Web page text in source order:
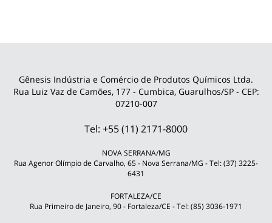
Gênesis Indústria e Comércio de Produtos Químicos Ltda.
Rua Luiz Vaz de Camões, 177 - Cumbica, Guarulhos/SP - CEP:
07210-007
Tel: +55 (11) 2171-8000
NOVA SERRANA/MG
Rua Agenor Olímpio de Carvalho, 65 - Nova Serrana/MG - Tel: (37) 3225-
6431
FORTALEZA/CE
Rua Primeiro de Janeiro, 90 - Fortaleza/CE - Tel: (85) 3036-1971